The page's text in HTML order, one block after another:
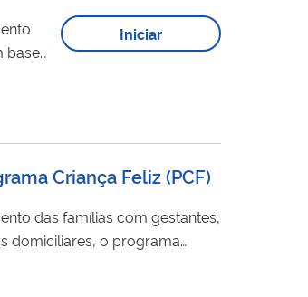
base
Iniciar
Criança Feliz (PCF)
das famílias com gestantes,
domiciliares, o programa
Participe dos